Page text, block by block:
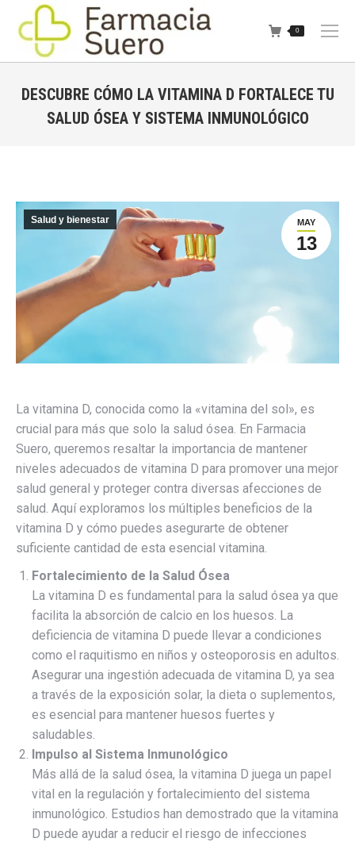
0
DESCUBRE CÓMO LA VITAMINA D FORTALECE TU
SALUD ÓSEA Y SISTEMA INMUNOLÓGICO
MAY
13
Salud y bienestar
La vitamina D, conocida como la «vitamina del sol», es
crucial para más que solo la salud ósea. En Farmacia
Suero, queremos resaltar la importancia de mantener
niveles adecuados de vitamina D para promover una mejor
salud general y proteger contra diversas afecciones de
salud. Aquí exploramos los múltiples beneficios de la
vitamina D y cómo puedes asegurarte de obtener
suficiente cantidad de esta esencial vitamina.
Fortalecimiento de la Salud Ósea
La vitamina D es fundamental para la salud ósea ya que
facilita la absorción de calcio en los huesos. La
deficiencia de vitamina D puede llevar a condiciones
como el raquitismo en niños y osteoporosis en adultos.
Asegurar una ingestión adecuada de vitamina D, ya sea
a través de la exposición solar, la dieta o suplementos,
es esencial para mantener huesos fuertes y
saludables.
Impulso al Sistema Inmunológico
Más allá de la salud ósea, la vitamina D juega un papel
vital en la regulación y fortalecimiento del sistema
inmunológico. Estudios han demostrado que la vitamina
D puede ayudar a reducir el riesgo de infecciones